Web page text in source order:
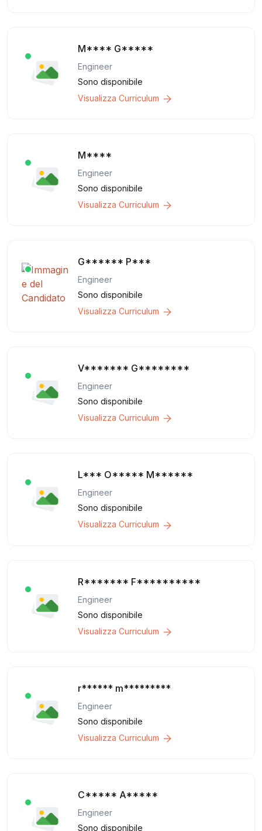
M**** G*****
Engineer
Sono disponibile
Visualizza Curriculum
M****
Engineer
Sono disponibile
Visualizza Curriculum
G****** P***
Engineer
Sono disponibile
Visualizza Curriculum
V******* G********
Engineer
Sono disponibile
Visualizza Curriculum
L*** O***** M******
Engineer
Sono disponibile
Visualizza Curriculum
R******* F**********
Engineer
Sono disponibile
Visualizza Curriculum
r****** m*********
Engineer
Sono disponibile
Visualizza Curriculum
C***** A*****
Engineer
Sono disponibile